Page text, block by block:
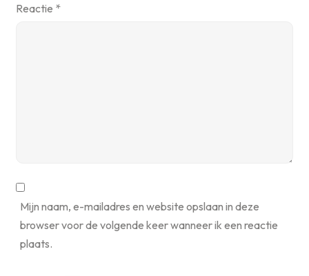
Reactie *
Mijn naam, e-mailadres en website opslaan in deze
browser voor de volgende keer wanneer ik een reactie
plaats.